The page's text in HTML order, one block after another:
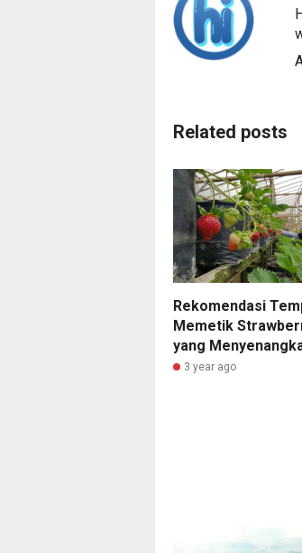
Related posts
Rekomendasi
Memetik
yang
3 year ago